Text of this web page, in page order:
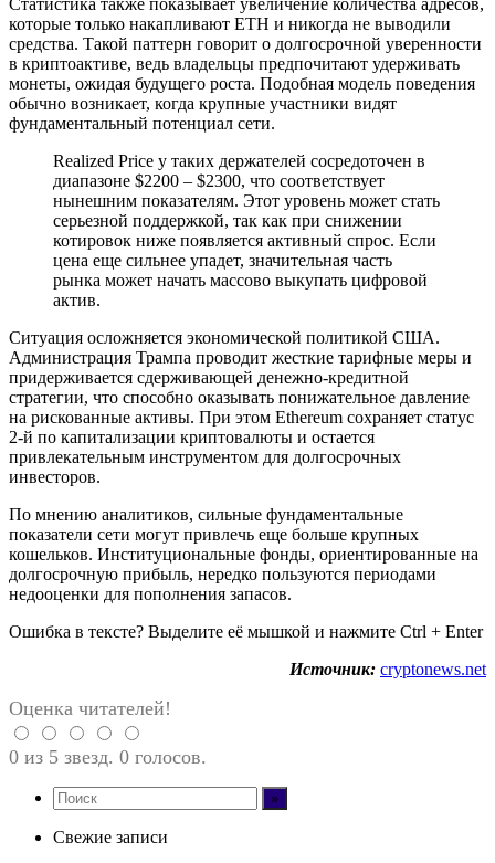
которые только накапливают ETH и никогда не выводили
средства. Такой паттерн говорит о долгосрочной уверенности
в криптоактиве, ведь владельцы предпочитают удерживать
монеты, ожидая будущего роста. Подобная модель поведения
обычно возникает, когда крупные участники видят
фундаментальный потенциал сети.
Realized Price у таких держателей сосредоточен в
диапазоне $2200 – $2300, что соответствует
нынешним показателям. Этот уровень может стать
серьезной поддержкой, так как при снижении
котировок ниже появляется активный спрос. Если
цена еще сильнее упадет, значительная часть
рынка может начать массово выкупать цифровой
актив.
Ситуация осложняется экономической политикой США.
Администрация Трампа проводит жесткие тарифные меры и
придерживается сдерживающей денежно-кредитной
стратегии, что способно оказывать понижательное давление
на рискованные активы. При этом Ethereum сохраняет статус
2-й по капитализации криптовалюты и остается
привлекательным инструментом для долгосрочных
инвесторов.
По мнению аналитиков, сильные фундаментальные
показатели сети могут привлечь еще больше крупных
кошельков. Институциональные фонды, ориентированные на
долгосрочную прибыль, нередко пользуются периодами
недооценки для пополнения запасов.
Ошибка в тексте? Выделите её мышкой и нажмите Ctrl + Enter
Источник: cryptonews.net
Оценка читателей!
0 из 5 звезд. 0 голосов.
Свежие записи